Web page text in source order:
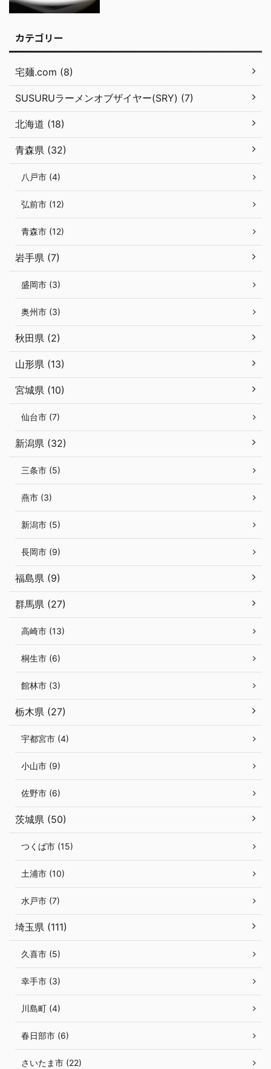
カテゴリー
宅麺.com (8)
SUSURUラーメンオブザイヤー(SRY) (7)
北海道 (18)
青森県 (32)
八戸市 (4)
弘前市 (12)
青森市 (12)
岩手県 (7)
盛岡市 (3)
奥州市 (3)
秋田県 (2)
山形県 (13)
宮城県 (10)
仙台市 (7)
新潟県 (32)
三条市 (5)
燕市 (3)
新潟市 (5)
長岡市 (9)
福島県 (9)
群馬県 (27)
高崎市 (13)
桐生市 (6)
館林市 (3)
栃木県 (27)
宇都宮市 (4)
小山市 (9)
佐野市 (6)
茨城県 (50)
つくば市 (15)
土浦市 (10)
水戸市 (7)
埼玉県 (111)
久喜市 (5)
幸手市 (3)
川島町 (4)
春日部市 (6)
さいたま市 (22)